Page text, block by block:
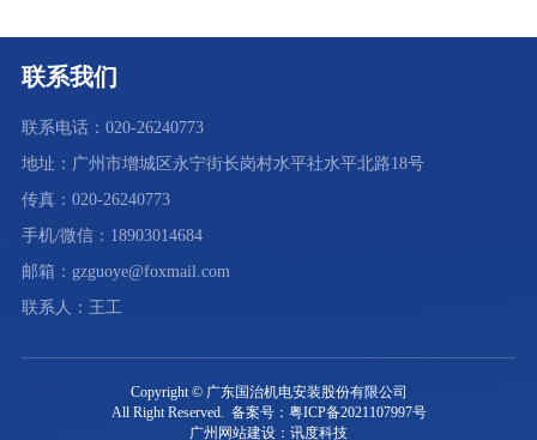
联系我们
联系电话：020-26240773
地址：广州市增城区永宁街长岗村水平社水平北路18号
传真：020-26240773
手机/微信：18903014684
邮箱：gzguoye@foxmail.com
联系人：王工
Copyright © 广东国治机电安装股份有限公司
All Right Reserved. 备案号：粤ICP备2021107997号
广州网站建设：讯度科技